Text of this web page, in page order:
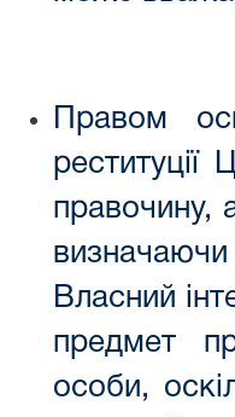
Правом
правочину,
Власний
предмет
особи,